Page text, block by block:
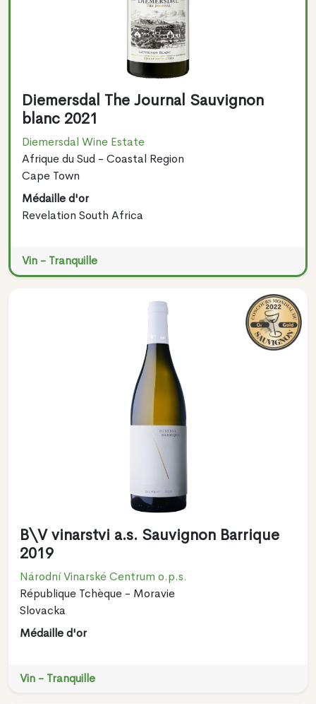
Diemersdal The Journal Sauvignon
blanc 2021
Diemersdal Wine Estate
Afrique du Sud - Coastal Region
Cape Town
Médaille d'or
Revelation South Africa
Vin - Tranquille
B\V vinarstvi a.s. Sauvignon Barrique
2019
Národní Vinarské Centrum o.p.s.
République Tchèque - Moravie
Slovacka
Médaille d'or
Vin - Tranquille